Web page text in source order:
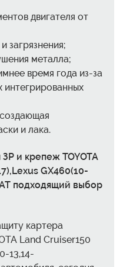
двигателя от
загрязнения;
металла;
время года из-за
интегрированных
и лака.
и крепеж TOYOTA
GX460(10-
подходящий выбор
картера
Land Cruiser150
13,14-